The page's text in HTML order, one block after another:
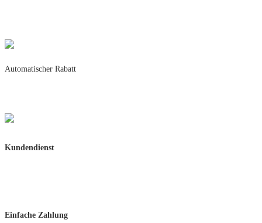
Automatischer Rabatt
Kundendienst
Einfache Zahlung